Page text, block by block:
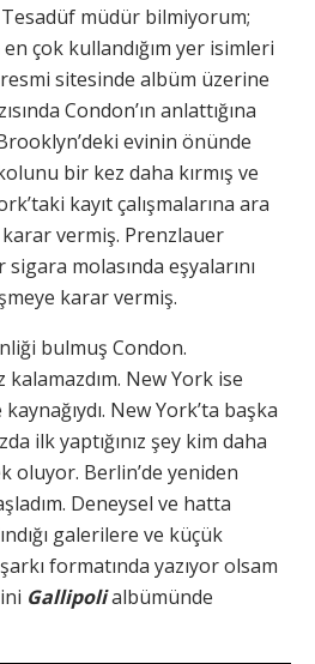
Tesadüf müdür bilmiyorum;
en çok kullandığım yer isimleri
sitesinde albüm üzerine
Condon’ın anlattığına
evinin önünde
bir kez daha kırmış ve
kayıt çalışmalarına ara
vermiş. Prenzlauer
molasında eşyalarını
karar vermiş.
bulmuş Condon.
kalamazdım. New York ise
New York’ta başka
ilk yaptığınız şey kim daha
oluyor. Berlin’de yeniden
Deneysel ve hatta
galerilere ve küçük
formatında yazıyor olsam
Gallipolialbümünde